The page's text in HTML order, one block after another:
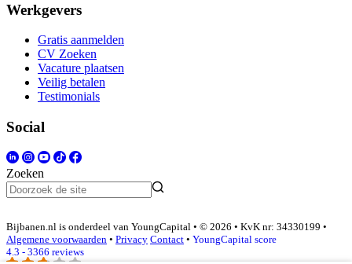
Werkgevers
Gratis aanmelden
CV Zoeken
Vacature plaatsen
Veilig betalen
Testimonials
Social
Zoeken
Bijbanen.nl is onderdeel van YoungCapital • © 2026 • KvK nr: 34330199 •
Algemene voorwaarden • Privacy Contact • YoungCapital score
4.3 - 3366 reviews